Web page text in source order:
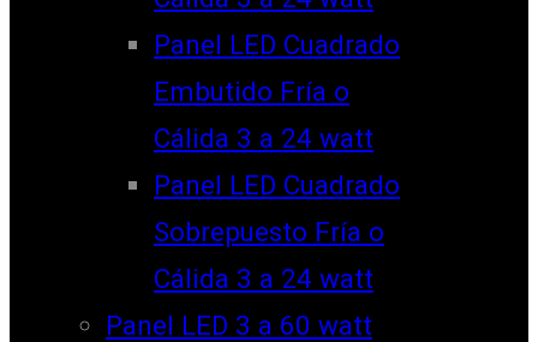
Panel LED Cuadrado
Embutido Fría o
Cálida 3 a 24 watt
Panel LED Cuadrado
Sobrepuesto Fría o
Cálida 3 a 24 watt
Panel LED 3 a 60 watt